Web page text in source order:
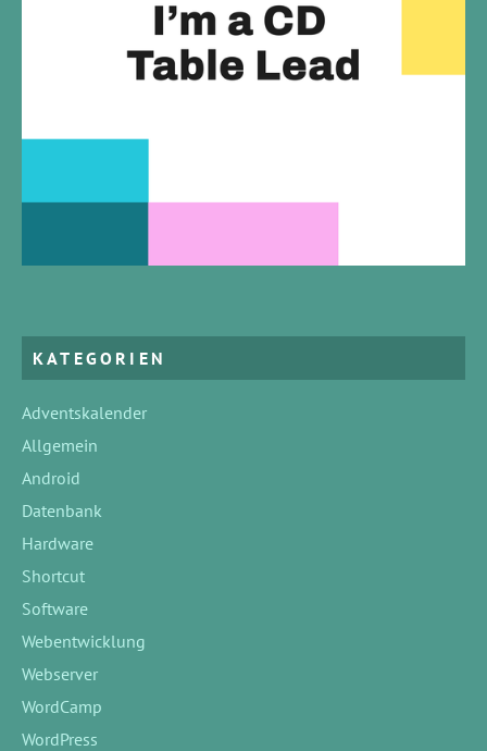
KATEGORIEN
Adventskalender
Allgemein
Android
Datenbank
Hardware
Shortcut
Software
Webentwicklung
Webserver
WordCamp
WordPress